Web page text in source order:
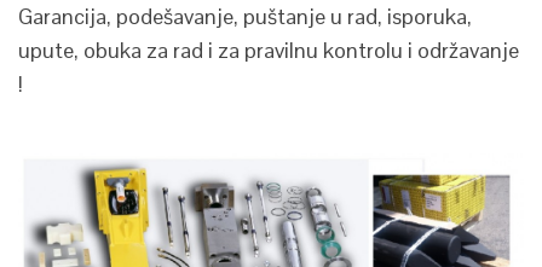
Garancija, podešavanje, puštanje u rad, isporuka,
upute, obuka za rad i za pravilnu kontrolu i održavanje
!